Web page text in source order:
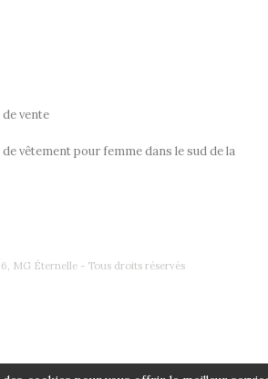
vente
vêtement pour femme dans le sud de la
MG Éternelle - Tous droits réservés